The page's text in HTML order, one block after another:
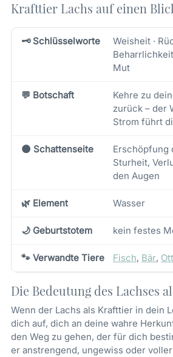
Krafttier Lachs auf einen
🗝️ Schlüsselworte
Weisheit ·
Beharrlichkeit
Mut
💬 Botschaft
Kehre zu
zurück – der
Strom führt
🌑 Schattenseite
Erschöpfung
Sturheit,
den Augen
🌿 Element Wasser
🌙 Geburtstotem kein festes
🐾 Verwandte Tiere Fisch, Bär,
Die Bedeutung des Lachses
Wenn der Lachs als Krafttier in dein
dich auf, dich an deine wahre
den Weg zu gehen, der für dich
er anstrengend, ungewiss oder